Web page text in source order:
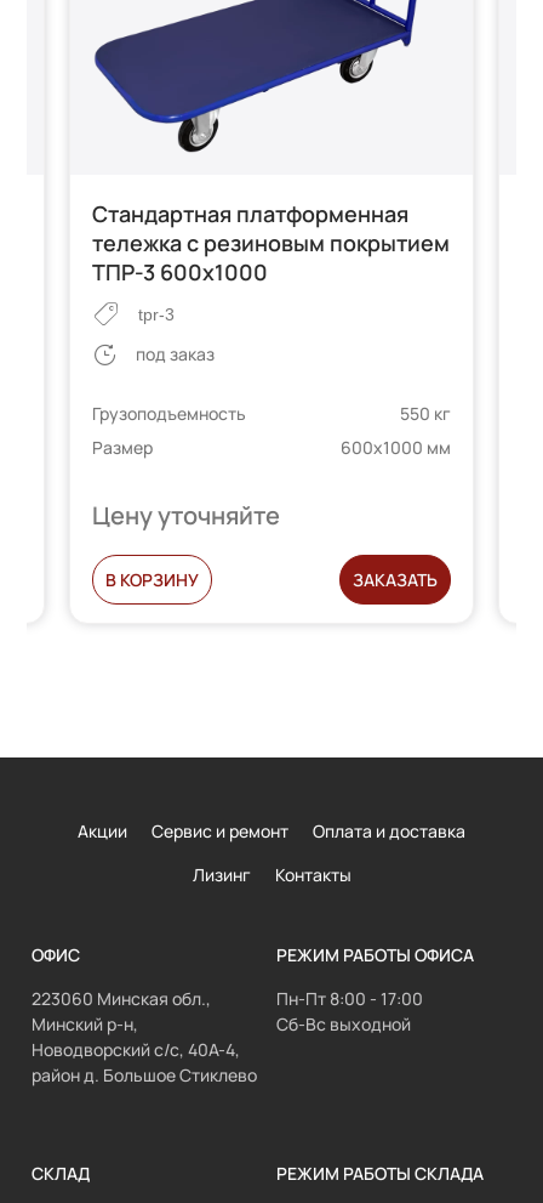
Стандартная платформенная
тележка с резиновым покрытием
ТПР-3 600х1000
tpr-3
под заказ
Грузоподъемность
550 кг
Размер
600х1000 мм
Цену уточняйте
В КОРЗИНУ ЗАКАЗАТЬ
Акции Сервис и ремонт
Оплата и доставка
Лизинг
Контакты
ОФИС
223060 Минская обл.,
Минский р-н,
Новодворский с/с, 40А-4,
район д. Большое Стиклево
РЕЖИМ РАБОТЫ ОФИСА
Пн-Пт 8:00 - 17:00
Сб-Вс выходной
СКЛАД
РЕЖИМ РАБОТЫ СКЛАДА